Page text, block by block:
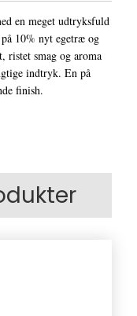
en meget udtryksfuld
10% nyt egetræ og
ristet smag og aroma
indtryk. En på
finish.